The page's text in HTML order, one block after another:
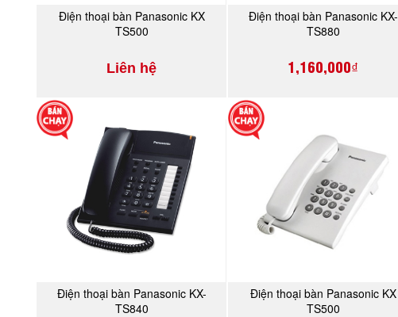
Điện thoại bàn Panasonic KX
TS500
Liên hệ
MUA NGAY
Điện thoại bàn Panasonic KX-
TS880
1,160,000₫
MUA NGAY
Điện thoại bàn Panasonic KX-
TS840
MUA NGAY
Điện thoại bàn Panasonic KX
TS500
MUA NGAY